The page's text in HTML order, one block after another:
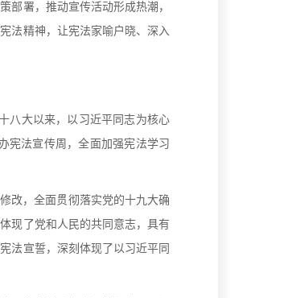
部署，推动宣传活动形成热潮，
法精神，让宪法家喻户晓、深入
大以来，以习近平同志为核心
宪法宣传周，全面加强宪法学习
改，全面贯彻落实党的十九大确
现了党和人民的共同意志，具有
法宣誓，深刻体现了以习近平同